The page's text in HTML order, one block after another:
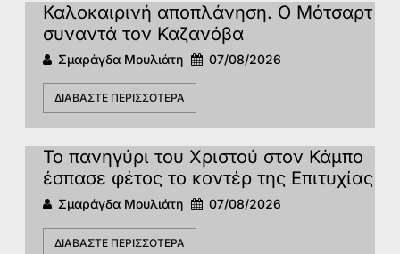
Καλοκαιρινή αποπλάνηση. Ο Μότσαρτ
συναντά τον Καζανόβα
Σμαράγδα Μουλιάτη 07/08/2026
ΔΙΑΒΆΣΤΕ ΠΕΡΙΣΣΌΤΕΡΑ
Το πανηγύρι του Χριστού στον Κάμπο
έσπασε φέτος το κοντέρ της Επιτυχίας
Σμαράγδα Μουλιάτη 07/08/2026
ΔΙΑΒΆΣΤΕ ΠΕΡΙΣΣΌΤΕΡΑ